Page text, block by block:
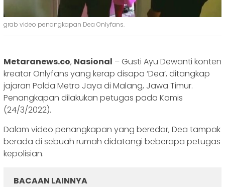
grab video penangkapan Dea Onlyfans.
Metaranews.co, Nasional – Gusti Ayu Dewanti konten
kreator Onlyfans yang kerap disapa ‘Dea’, ditangkap
jajaran Polda Metro Jaya di Malang, Jawa Timur.
Penangkapan dilakukan petugas pada Kamis
(24/3/2022).
Dalam video penangkapan yang beredar, Dea tampak
berada di sebuah rumah didatangi beberapa petugas
kepolisian.
BACAAN LAINNYA